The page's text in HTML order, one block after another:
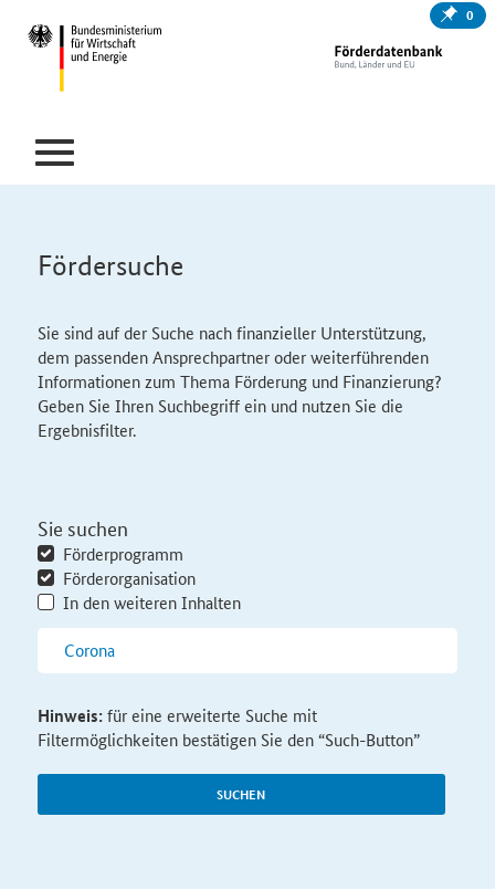
0
Fördersuche
Sie sind auf der Suche nach finanzieller Unterstützung,
dem passenden Ansprechpartner oder weiterführenden
Informationen zum Thema Förderung und Finanzierung?
Geben Sie Ihren Suchbegriff ein und nutzen Sie die
Ergebnisfilter.
Sie suchen
Förderprogramm
Förderorganisation
In den weiteren Inhalten
SUCHEN
Hinweis:für eine erweiterte Suche mit
Filtermöglichkeiten bestätigen Sie den “Such-Button”